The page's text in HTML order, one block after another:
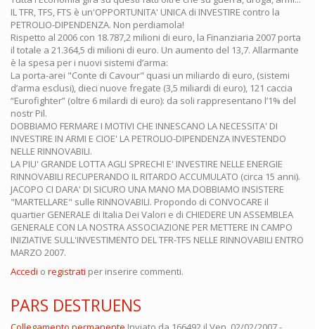
IL TFR, TFS, FTS è un'OPPORTUNITA' UNICA di INVESTIRE contro la
PETROLIO-DIPENDENZA. Non perdiamola!
Rispetto al 2006 con 18.787,2 milioni di euro, la Finanziaria 2007 porta
il totale a 21.364,5 di milioni di euro. Un aumento del 13,7. Allarmante
è la spesa per i nuovi sistemi d’arma:
La porta-arei "Conte di Cavour" quasi un miliardo di euro, (sistemi
d’arma esclusi), dieci nuove fregate (3,5 miliardi di euro), 121 caccia
“Eurofighter” (oltre 6 milardi di euro): da soli rappresentano l’1% del
nostr Pil.
DOBBIAMO FERMARE I MOTIVI CHE INNESCANO LA NECESSITA' DI
INVESTIRE IN ARMI E CIOE' LA PETROLIO-DIPENDENZA INVESTENDO
NELLE RINNOVABILI.
LA PIU' GRANDE LOTTA AGLI SPRECHI E' INVESTIRE NELLE ENERGIE
RINNOVABILI RECUPERANDO IL RITARDO ACCUMULATO (circa 15 anni).
JACOPO CI DARA' DI SICURO UNA MANO MA DOBBIAMO INSISTERE
"MARTELLARE" sulle RINNOVABILI. Propondo di CONVOCARE il
quartier GENERALE di Italia Dei Valori e di CHIEDERE UN ASSEMBLEA
GENERALE CON LA NOSTRA ASSOCIAZIONE PER METTERE IN CAMPO
INIZIATIVE SULL'INVESTIMENTO DEL TFR-TFS NELLE RINNOVABILI ENTRO
MARZO 2007.
Accedi o registrati per inserire commenti.
PARS DESTRUENS